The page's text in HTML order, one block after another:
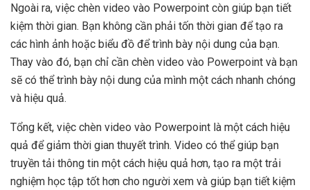
Ngoài ra, việc chèn video vào Powerpoint còn giúp bạn tiết
kiệm thời gian. Bạn không cần phải tốn thời gian để tạo ra
các hình ảnh hoặc biểu đồ để trình bày nội dung của bạn.
Thay vào đó, bạn chỉ cần chèn video vào Powerpoint và bạn
sẽ có thể trình bày nội dung của mình một cách nhanh chóng
và hiệu quả.
Tổng kết, việc chèn video vào Powerpoint là một cách hiệu
quả để giảm thời gian thuyết trình. Video có thể giúp bạn
truyền tải thông tin một cách hiệu quả hơn, tạo ra một trải
nghiệm học tập tốt hơn cho người xem và giúp bạn tiết kiệm